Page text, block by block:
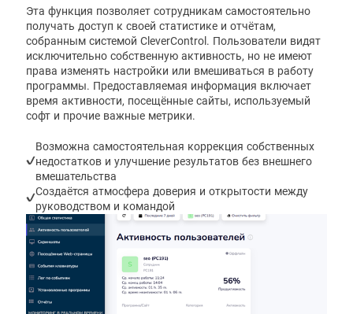
Эта функция позволяет сотрудникам самостоятельно
получать доступ к своей статистике и отчётам,
собранным системой CleverControl. Пользователи видят
исключительно собственную активность, но не имеют
права изменять настройки или вмешиваться в работу
программы. Предоставляемая информация включает
время активности, посещённые сайты, используемый
софт и прочие важные метрики.
Возможна самостоятельная коррекция собственных
недостатков и улучшение результатов без внешнего
вмешательства
Создаётся атмосфера доверия и открытости между
руководством и командой